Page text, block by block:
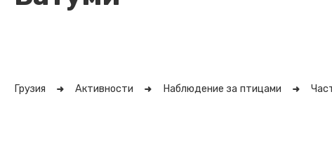
Грузия Активности Наблюдение за птицами